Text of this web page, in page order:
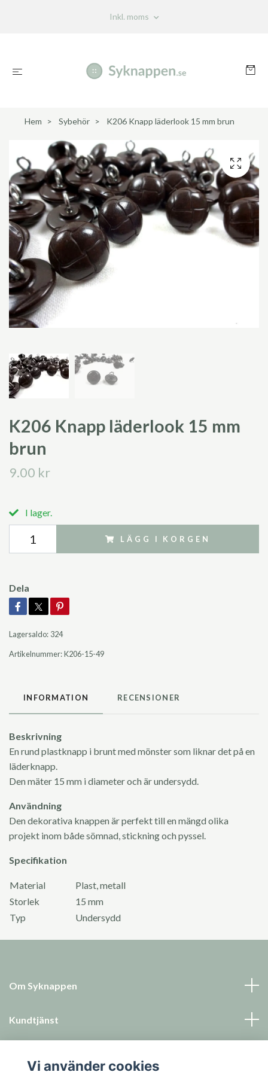
Inkl. moms
Hem Sybehör K206 Knapp läderlook 15 mm brun
K206 Knapp läderlook 15 mm
brun
9.00 kr
I lager.
LÄGG I KORGEN
Dela
Lagersaldo: 324
Artikelnummer:K206-15-49
INFORMATION RECENSIONER
Beskrivning
En rund plastknapp i brunt med mönster som liknar det på en
läderknapp.
Den mäter 15 mm i diameter och är undersydd.
Användning
Den dekorativa knappen är perfekt till en mängd olika
projekt inom både sömnad, stickning och pyssel.
Specifikation
Material
Plast, metall
Storlek
15 mm
Typ
Undersydd
Om Syknappen
Kundtjänst
Vi använder cookies